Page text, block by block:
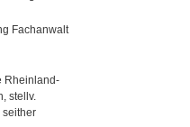
Fachanwalt
Rheinland-
stellv.
seither